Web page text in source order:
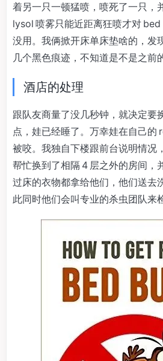
着另一只一顿猛喷，喷死了一只
lysol 喷雾只能近距离狂喷才对
没用。我俩掀开床单床垫啥的，发
几个黑色痕迹，不知道是不是之前
酒店的处理
跟队友商量了没几秒钟，就决定要
点，娃已经睡了。万幸娃在自己
被咬。我独自下楼跟前台说明情况
帮忙换到了相隔 4 层之外的房间，
过床的衣物都拿给他们，他们送去
此同时他们会叫专业的杀虫团队来